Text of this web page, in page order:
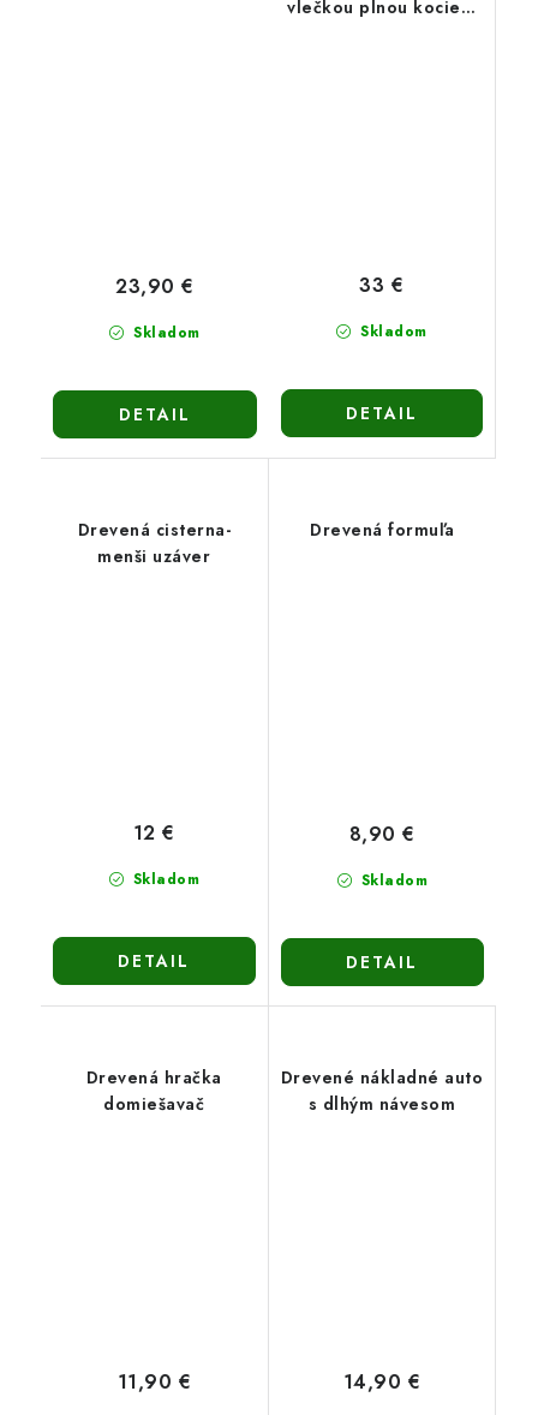
Skladom
23,90 €
DETAIL
vlečkou plnou kociek-
Skladom
33 €
DETAIL
Drevená cisterna-
menši uzáver
Skladom
12 €
DETAIL
Drevená formuľa
Skladom
8,90 €
DETAIL
Drevená hračka
domiešavač
11,90 €
Drevené nákladné auto
s dlhým návesom
14,90 €